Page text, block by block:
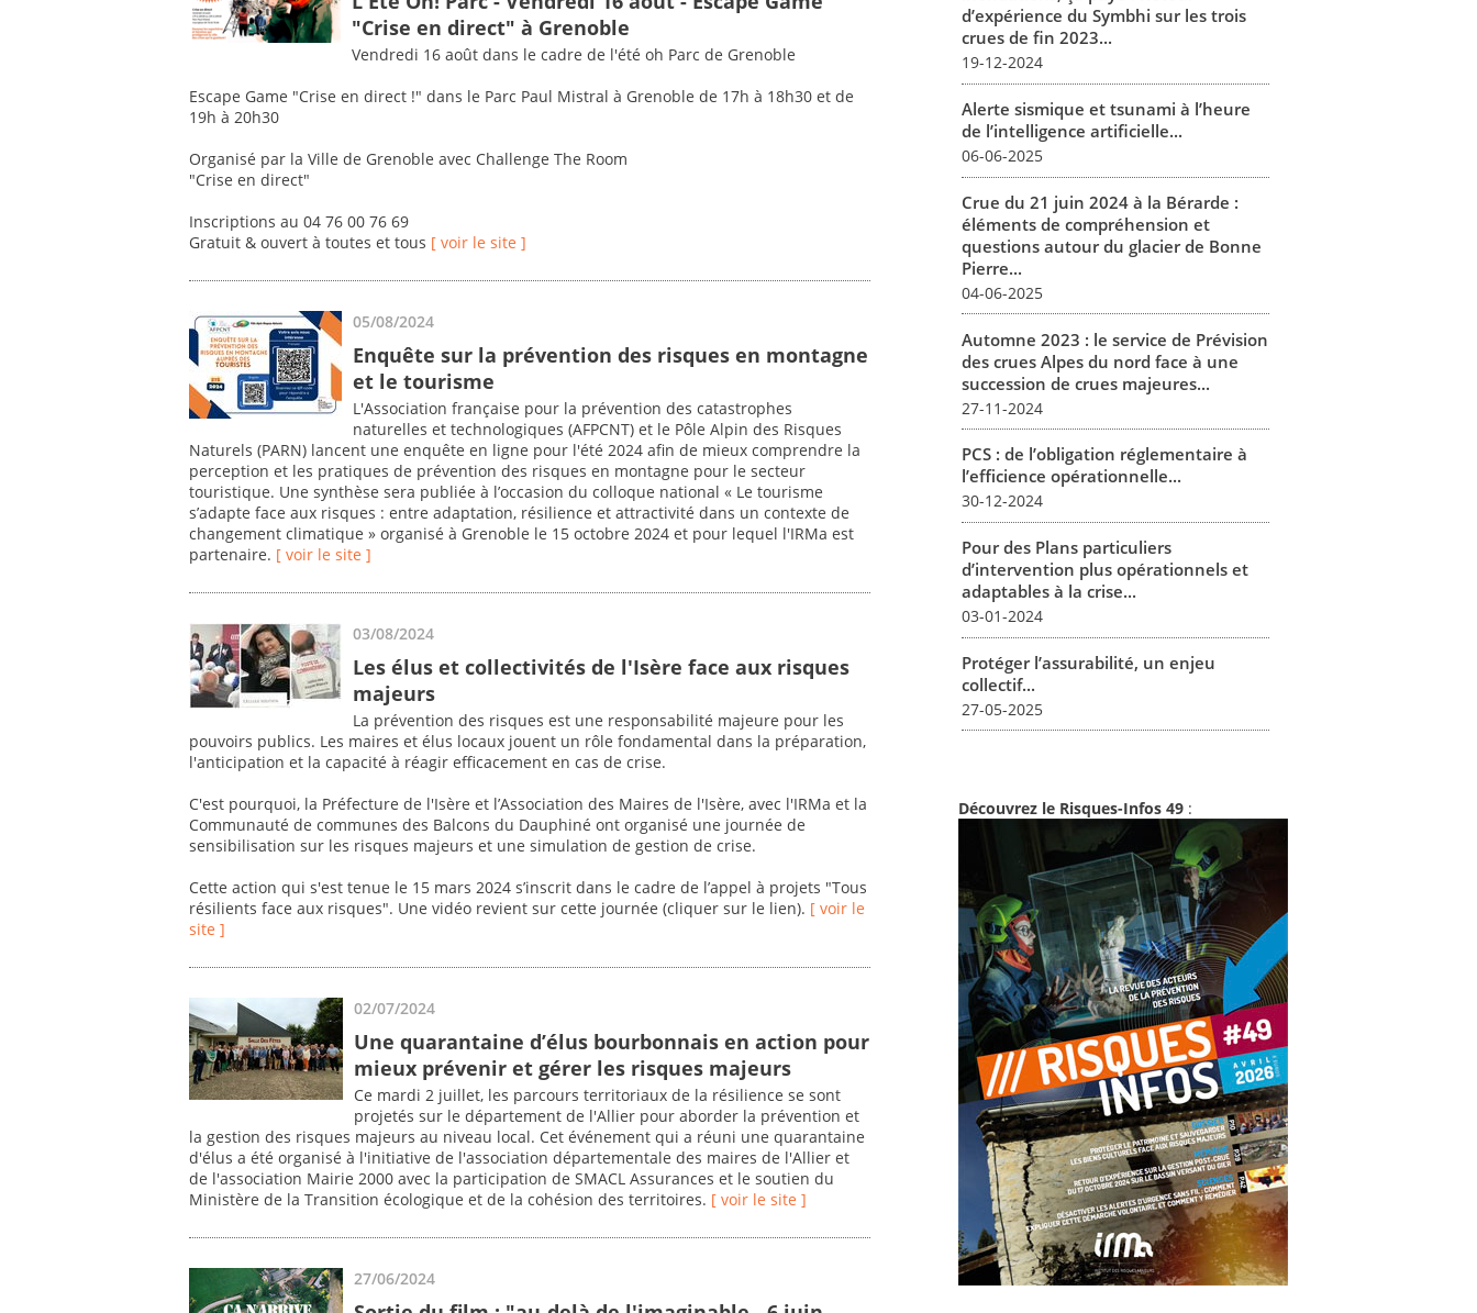
"Crise en direct" à Grenoble
Vendredi 16 août dans le cadre de l'été oh Parc de Grenoble
Escape Game "Crise en direct !" dans le Parc Paul Mistral à Grenoble de 17h à 18h30 et de
19h à 20h30
Organisé par la Ville de Grenoble avec Challenge The Room
"Crise en direct"
Inscriptions au 04 76 00 76 69
Gratuit & ouvert à toutes et tous [ voir le site ]
05/08/2024
Enquête sur la prévention des risques en montagne
et le tourisme
L'Association française pour la prévention des catastrophes
naturelles et technologiques (AFPCNT) et le Pôle Alpin des Risques
Naturels (PARN) lancent une enquête en ligne pour l'été 2024 afin de mieux comprendre la
perception et les pratiques de prévention des risques en montagne pour le secteur
touristique. Une synthèse sera publiée à l’occasion du colloque national « Le tourisme
s’adapte face aux risques : entre adaptation, résilience et attractivité dans un contexte de
changement climatique » organisé à Grenoble le 15 octobre 2024 et pour lequel l'IRMa est
partenaire. [ voir le site ]
03/08/2024
Les élus et collectivités de l'Isère face aux risques
majeurs
La prévention des risques est une responsabilité majeure pour les
pouvoirs publics. Les maires et élus locaux jouent un rôle fondamental dans la préparation,
l'anticipation et la capacité à réagir efficacement en cas de crise.
C'est pourquoi, la Préfecture de l'Isère et l’Association des Maires de l'Isère, avec l'IRMa et la
Communauté de communes des Balcons du Dauphiné ont organisé une journée de
sensibilisation sur les risques majeurs et une simulation de gestion de crise.
Cette action qui s'est tenue le 15 mars 2024 s’inscrit dans le cadre de l’appel à projets "Tous
résilients face aux risques". Une vidéo revient sur cette journée (cliquer sur le lien). [ voir le
site ]
02/07/2024
Une quarantaine d’élus bourbonnais en action pour
mieux prévenir et gérer les risques majeurs
Ce mardi 2 juillet, les parcours territoriaux de la résilience se sont
projetés sur le département de l'Allier pour aborder la prévention et
la gestion des risques majeurs au niveau local. Cet événement qui a réuni une quarantaine
d'élus a été organisé à l'initiative de l'association départementale des maires de l'Allier et
de l'association Mairie 2000 avec la participation de SMACL Assurances et le soutien du
Ministère de la Transition écologique et de la cohésion des territoires. [ voir le site ]
27/06/2024
d’expérience du Symbhi sur les trois
crues de fin 2023...
19-12-2024
Alerte sismique et tsunami à l’heure
de l’intelligence artificielle...
06-06-2025
Crue du 21 juin 2024 à la Bérarde :
éléments de compréhension et
questions autour du glacier de Bonne
Pierre...
04-06-2025
Automne 2023 : le service de Prévision
des crues Alpes du nord face à une
succession de crues majeures...
27-11-2024
PCS : de l’obligation réglementaire à
l’efficience opérationnelle...
30-12-2024
Pour des Plans particuliers
d’intervention plus opérationnels et
adaptables à la crise...
03-01-2024
Protéger l’assurabilité, un enjeu
collectif...
27-05-2025
Découvrez le Risques-Infos 49 :